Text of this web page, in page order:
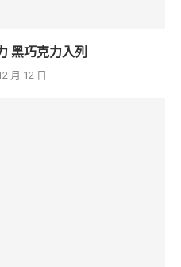
黑巧克力入列
月 12 日